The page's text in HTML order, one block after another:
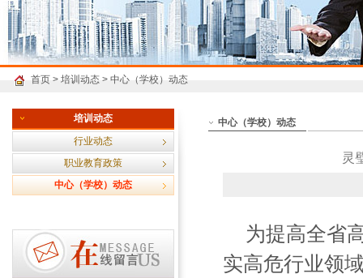
首页 > 培训动态 > 中心（学校）动态
培训动态
行业动态
职业教育政策
中心（学校）动态
中心（学校）动态
灵
为提高全省
实高危行业领